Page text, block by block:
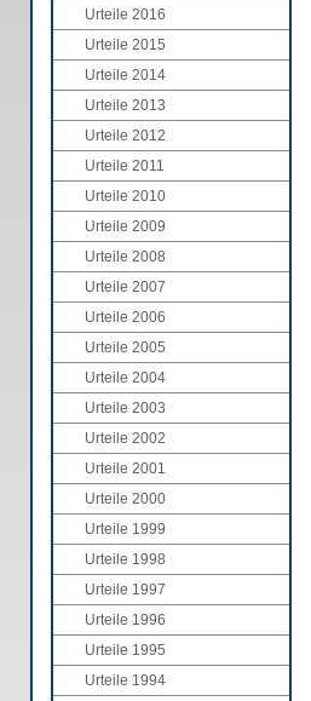
Urteile 2016
Urteile 2015
Urteile 2014
Urteile 2013
Urteile 2012
Urteile 2011
Urteile 2010
Urteile 2009
Urteile 2008
Urteile 2007
Urteile 2006
Urteile 2005
Urteile 2004
Urteile 2003
Urteile 2002
Urteile 2001
Urteile 2000
Urteile 1999
Urteile 1998
Urteile 1997
Urteile 1996
Urteile 1995
Urteile 1994